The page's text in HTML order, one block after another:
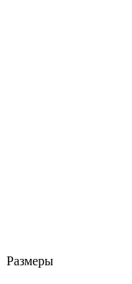
Размеры